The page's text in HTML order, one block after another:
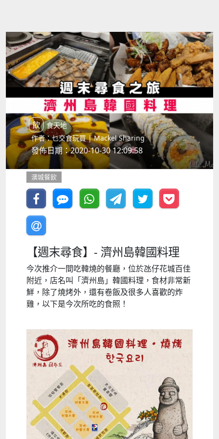
飲食天地
作者：乜交食玩買 | Mackel Sharing
發佈日期：2020-10-30 12:09:58
澳城餐飲
【週末尋食】- 濟州島韓國料理
今次推介一間吃韓燒的餐廳，位於氹仔花城百佳
附近，店名叫「濟州島」韓國料理，食材非常新
鮮，除了燒烤外，還有卷飯及很多人喜歡的炸
雞，以下是今次所吃的食照！